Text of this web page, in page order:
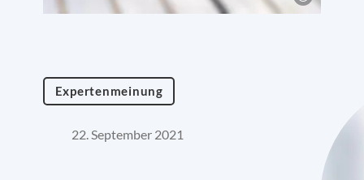
Expertenmeinung
22. September 2021